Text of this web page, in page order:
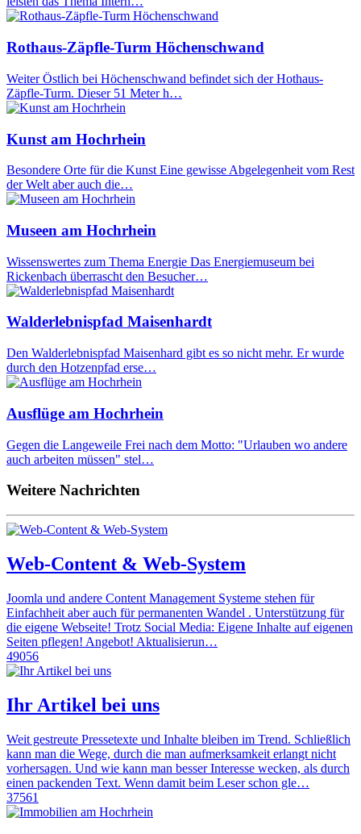
Rothaus-Zäpfle-Turm Höchenschwand
Weiter Östlich bei Höchenschwand befindet sich der Hothaus-
Zäpfle-Turm. Dieser 51 Meter h…
Kunst am Hochrhein
Besondere Orte für die Kunst Eine gewisse Abgelegenheit vom Rest
der Welt aber auch die…
Museen am Hochrhein
Wissenswertes zum Thema Energie Das Energiemuseum bei
Rickenbach überrascht den Besucher…
Walderlebnispfad Maisenhardt
Den Walderlebnispfad Maisenhard gibt es so nicht mehr. Er wurde
durch den Hotzenpfad erse…
Ausflüge am Hochrhein
Gegen die Langeweile Frei nach dem Motto: "Urlauben wo andere
auch arbeiten müssen" stel…
Weitere Nachrichten
Web-Content & Web-System
Joomla und andere Content Management Systeme stehen für
Einfachheit aber auch für permanenten Wandel . Unterstützung für
die eigene Webseite! Trotz Social Media: Eigene Inhalte auf eigenen
Seiten pflegen! Angebot! Aktualisierun…
49056
Ihr Artikel bei uns
Weit gestreute Pressetexte und Inhalte bleiben im Trend. Schließlich
kann man die Wege, durch die man aufmerksamkeit erlangt nicht
vorhersagen. Und wie kann man besser Interesse wecken, als durch
einen packenden Text. Wenn damit beim Leser schon gle…
37561